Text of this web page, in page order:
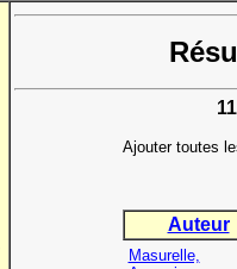
Ajouter toutes
Auteur
Masurelle,